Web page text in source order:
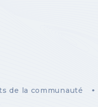
de la communauté